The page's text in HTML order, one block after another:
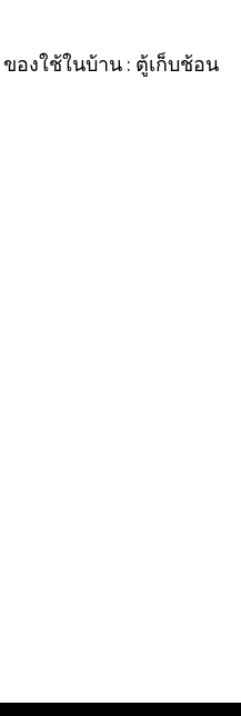
ของใช้ในบ้าน : ตู้เก็บช้อน